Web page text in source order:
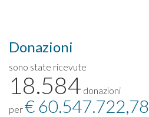
Donazioni
sono state ricevute
18.584 donazioni
per€ 60.547.722,78